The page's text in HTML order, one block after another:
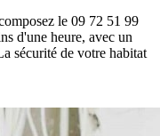
le 09 72 51 99
d'une heure, avec un
sécurité de votre habitat